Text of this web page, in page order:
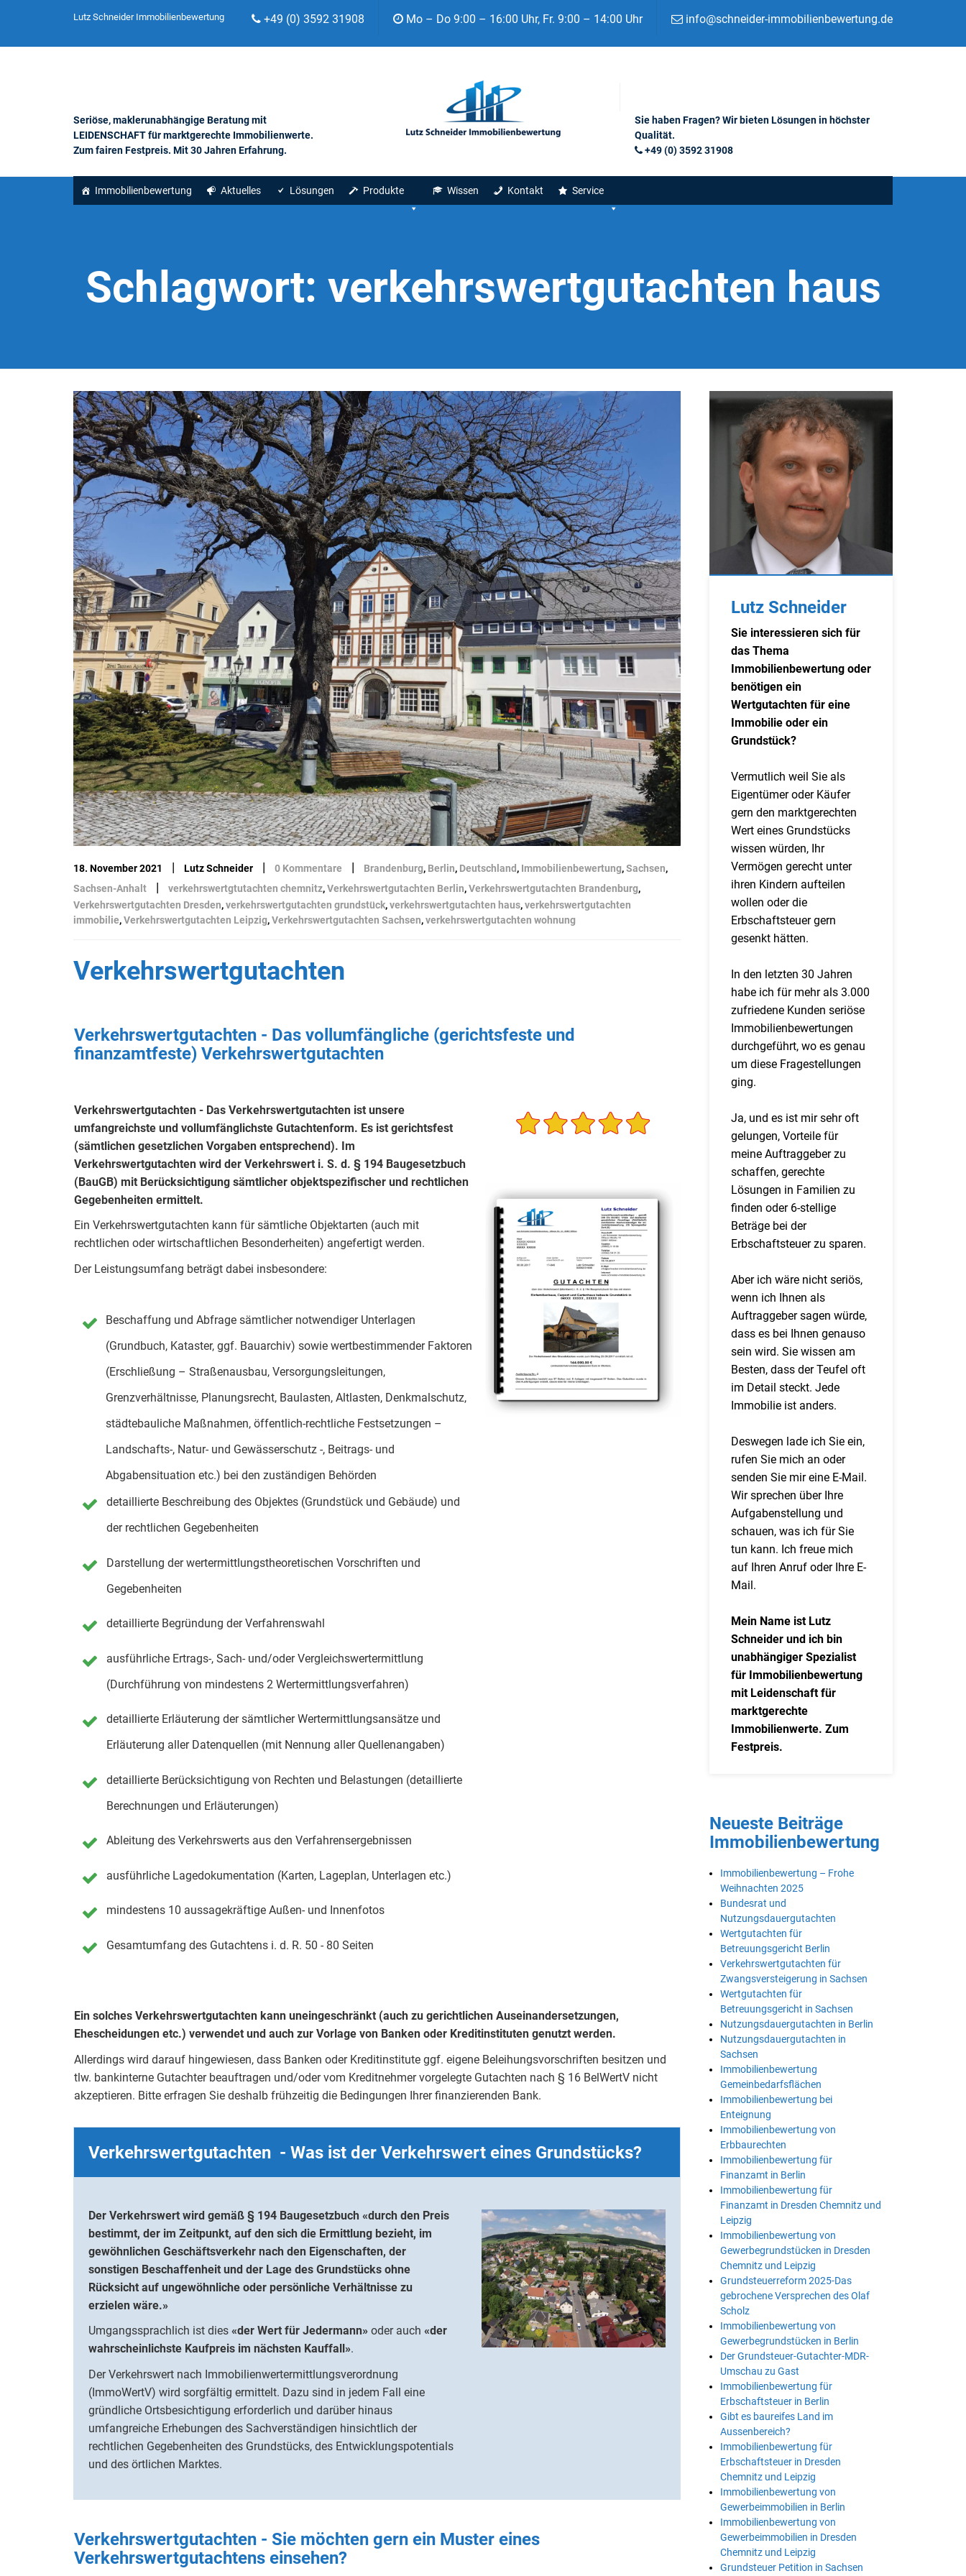
Lutz Schneider Immobilienbewertung +49 (0) 3592 31908 Mo – Do 9:00 – 16:00 Uhr, Fr. 9:00 – 14:00 Uhr info@schneider-immobilienbewertung.de
Seriöse, maklerunabhängige Beratung mit
LEIDENSCHAFT für marktgerechte Immobilienwerte.
Zum fairen Festpreis. Mit 30 Jahren Erfahrung.
Sie haben Fragen? Wir bieten Lösungen in höchster
Qualität.
+49 (0) 3592 31908
Immobilienbewertung Aktuelles Lösungen Produkte Wissen Kontakt Service
Schlagwort: verkehrswertgutachten haus
18. November 2021 | Lutz Schneider | 0 Kommentare | Brandenburg, Berlin, Deutschland , Immobilienbewertung,Sachsen,
Sachsen-Anhalt
| verkehrswertgtutachten chemnitz,Verkehrswertgutachten Berlin,Verkehrswertgutachten Brandenburg,
Verkehrswertgutachten Dresden,verkehrswertgutachten grundstück,verkehrswertgutachten haus,verkehrswertgutachten
immobilie,Verkehrswertgutachten Leipzig,Verkehrswertgutachten Sachsen,verkehrswertgutachten wohnung
Verkehrswertgutachten
Verkehrswertgutachten - Das vollumfängliche (gerichtsfeste und
finanzamtfeste) Verkehrswertgutachten
Verkehrswertgutachten - Das Verkehrswertgutachten ist unsere
umfangreichste und vollumfänglichste Gutachtenform. Es ist gerichtsfest
(sämtlichen gesetzlichen Vorgaben entsprechend). Im
Verkehrswertgutachten wird der Verkehrswert i. S. d. § 194 Baugesetzbuch
(BauGB) mit Berücksichtigung sämtlicher objektspezifischer und rechtlichen
Gegebenheiten ermittelt.
Ein Verkehrswertgutachten kann für sämtliche Objektarten (auch mit
rechtlichen oder wirtschaftlichen Besonderheiten) angefertigt werden.
Der Leistungsumfang beträgt dabei insbesondere:
Beschaffung und Abfrage sämtlicher notwendiger Unterlagen
(Grundbuch, Kataster, ggf. Bauarchiv) sowie wertbestimmender Faktoren
(Erschließung – Straßenausbau, Versorgungsleitungen,
Grenzverhältnisse, Planungsrecht, Baulasten, Altlasten, Denkmalschutz,
städtebauliche Maßnahmen, öffentlich-rechtliche Festsetzungen –
Landschafts-, Natur- und Gewässerschutz -, Beitrags- und
Abgabensituation etc.) bei den zuständigen Behörden
detaillierte Beschreibung des Objektes (Grundstück und Gebäude) und
der rechtlichen Gegebenheiten
Darstellung der wertermittlungstheoretischen Vorschriften und
Gegebenheiten
detaillierte Begründung der Verfahrenswahl
ausführliche Ertrags-, Sach- und/oder Vergleichswertermittlung
(Durchführung von mindestens 2 Wertermittlungsverfahren)
detaillierte Erläuterung der sämtlicher Wertermittlungsansätze und
Erläuterung aller Datenquellen (mit Nennung aller Quellenangaben)
detaillierte Berücksichtigung von Rechten und Belastungen (detaillierte
Berechnungen und Erläuterungen)
Ableitung des Verkehrswerts aus den Verfahrensergebnissen
ausführliche Lagedokumentation (Karten, Lageplan, Unterlagen etc.)
mindestens 10 aussagekräftige Außen- und Innenfotos
Gesamtumfang des Gutachtens i. d. R. 50 - 80 Seiten
Ein solches Verkehrswertgutachten kann uneingeschränkt (auch zu gerichtlichen Auseinandersetzungen,
Ehescheidungen etc.) verwendet und auch zur Vorlage von Banken oder Kreditinstituten genutzt werden.
Allerdings wird darauf hingewiesen, dass Banken oder Kreditinstitute ggf. eigene Beleihungsvorschriften besitzen und
tlw. bankinterne Gutachter beauftragen und/oder vom Kreditnehmer vorgelegte Gutachten nach § 16 BelWertV nicht
akzeptieren. Bitte erfragen Sie deshalb frühzeitig die Bedingungen Ihrer finanzierenden Bank.
Verkehrswertgutachten - Was ist der Verkehrswert eines Grundstücks?
Der Verkehrswert wird gemäß § 194 Baugesetzbuch «durch den Preis
bestimmt, der im Zeitpunkt, auf den sich die Ermittlung bezieht, im
gewöhnlichen Geschäftsverkehr nach den Eigenschaften, der
sonstigen Beschaffenheit und der Lage des Grundstücks ohne
Rücksicht auf ungewöhnliche oder persönliche Verhältnisse zu
erzielen wäre.»
Umgangssprachlich ist dies «der Wert für Jedermann» oder auch «der
wahrscheinlichste Kaufpreis im nächsten Kauffall».
Der Verkehrswert nach Immobilienwertermittlungsverordnung
(ImmoWertV) wird sorgfältig ermittelt. Dazu sind in jedem Fall eine
gründliche Ortsbesichtigung erforderlich und darüber hinaus
umfangreiche Erhebungen des Sachverständigen hinsichtlich der
rechtlichen Gegebenheiten des Grundstücks, des Entwicklungspotentials
und des örtlichen Marktes.
Verkehrswertgutachten - Sie möchten gern ein Muster eines
Verkehrswertgutachtens einsehen?
Lutz Schneider
Sie interessieren sich für
das Thema
Immobilienbewertung oder
benötigen ein
Wertgutachten für eine
Immobilie oder ein
Grundstück?
Vermutlich weil Sie als
Eigentümer oder Käufer
gern den marktgerechten
Wert eines Grundstücks
wissen würden, Ihr
Vermögen gerecht unter
ihren Kindern aufteilen
wollen oder die
Erbschaftsteuer gern
gesenkt hätten.
In den letzten 30 Jahren
habe ich für mehr als 3.000
zufriedene Kunden seriöse
Immobilienbewertungen
durchgeführt, wo es genau
um diese Fragestellungen
ging.
Ja, und es ist mir sehr oft
gelungen, Vorteile für
meine Auftraggeber zu
schaffen, gerechte
Lösungen in Familien zu
finden oder 6-stellige
Beträge bei der
Erbschaftsteuer zu sparen.
Aber ich wäre nicht seriös,
wenn ich Ihnen als
Auftraggeber sagen würde,
dass es bei Ihnen genauso
sein wird. Sie wissen am
Besten, dass der Teufel oft
im Detail steckt. Jede
Immobilie ist anders.
Deswegen lade ich Sie ein,
rufen Sie mich an oder
senden Sie mir eine E-Mail.
Wir sprechen über Ihre
Aufgabenstellung und
schauen, was ich für Sie
tun kann. Ich freue mich
auf Ihren Anruf oder Ihre E-
Mail.
Mein Name ist Lutz
Schneider und ich bin
unabhängiger Spezialist
für Immobilienbewertung
mit Leidenschaft für
marktgerechte
Immobilienwerte. Zum
Festpreis.
Neueste Beiträge
Immobilienbewertung
Immobilienbewertung – Frohe
Weihnachten 2025
Bundesrat und
Nutzungsdauergutachten
Wertgutachten für
Betreuungsgericht Berlin
Verkehrswertgutachten für
Zwangsversteigerung in Sachsen
Wertgutachten für
Betreuungsgericht in Sachsen
Nutzungsdauergutachten in Berlin
Nutzungsdauergutachten in
Sachsen
Immobilienbewertung
Gemeinbedarfsflächen
Immobilienbewertung bei
Enteignung
Immobilienbewertung von
Erbbaurechten
Immobilienbewertung für
Finanzamt in Berlin
Immobilienbewertung für
Finanzamt in Dresden Chemnitz und
Leipzig
Immobilienbewertung von
Gewerbegrundstücken in Dresden
Chemnitz und Leipzig
Grundsteuerreform 2025-Das
gebrochene Versprechen des Olaf
Scholz
Immobilienbewertung von
Gewerbegrundstücken in Berlin
Der Grundsteuer-Gutachter-MDR-
Umschau zu Gast
Immobilienbewertung für
Erbschaftsteuer in Berlin
Gibt es baureifes Land im
Aussenbereich?
Immobilienbewertung für
Erbschaftsteuer in Dresden
Chemnitz und Leipzig
Immobilienbewertung von
Gewerbeimmobilien in Berlin
Immobilienbewertung von
Gewerbeimmobilien in Dresden
Chemnitz und Leipzig
Grundsteuer Petition in Sachsen